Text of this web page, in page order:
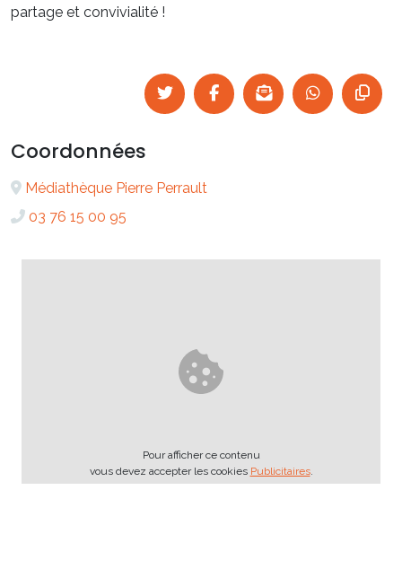
partage et convivialité !
Coordonnées
Médiathèque Pierre Perrault
03 76 15 00 95
Pour afficher ce contenu
vous devez accepter les cookies Publicitaires.